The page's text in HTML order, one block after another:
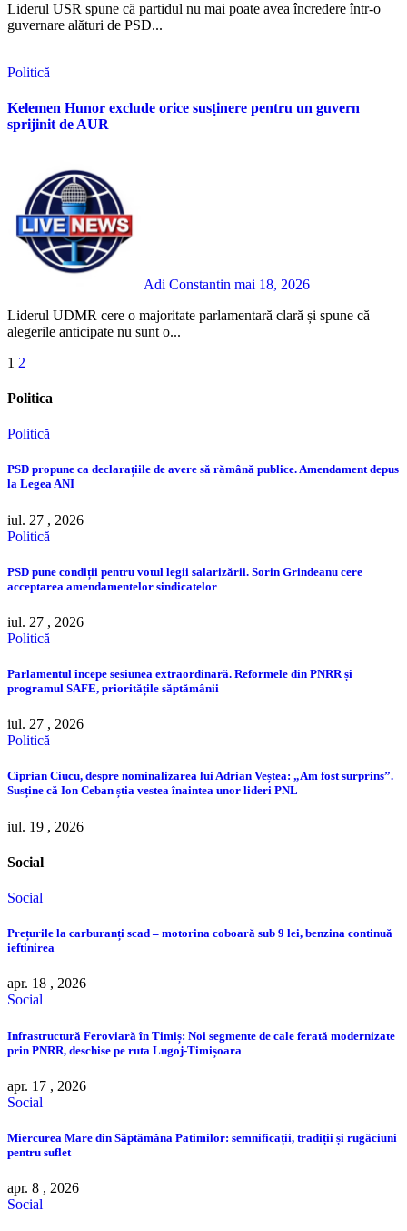
Liderul USR spune că partidul nu mai poate avea încredere într-o
guvernare alături de PSD...
Politică
Kelemen Hunor exclude orice susținere pentru un guvern
sprijinit de AUR
Adi Constantin mai 18, 2026
Liderul UDMR cere o majoritate parlamentară clară și spune că
alegerile anticipate nu sunt o...
Paginație
articole
1 2
Politica
Politică
PSD propune ca declarațiile de avere să rămână publice. Amendament depus
la Legea ANI
iul. 27 , 2026
Politică
PSD pune condiții pentru votul legii salarizării. Sorin Grindeanu cere
acceptarea amendamentelor sindicatelor
iul. 27 , 2026
Politică
Parlamentul începe sesiunea extraordinară. Reformele din PNRR și
programul SAFE, prioritățile săptămânii
iul. 27 , 2026
Politică
Ciprian Ciucu, despre nominalizarea lui Adrian Veștea: „Am fost surprins”.
Susține că Ion Ceban știa vestea înaintea unor lideri PNL
iul. 19 , 2026
Social
Social
Prețurile la carburanți scad – motorina coboară sub 9 lei, benzina continuă
ieftinirea
apr. 18 , 2026
Social
Infrastructură Feroviară în Timiș: Noi segmente de cale ferată modernizate
prin PNRR, deschise pe ruta Lugoj-Timișoara
apr. 17 , 2026
Social
Miercurea Mare din Săptămâna Patimilor: semnificații, tradiții și rugăciuni
pentru suflet
apr. 8 , 2026
Social